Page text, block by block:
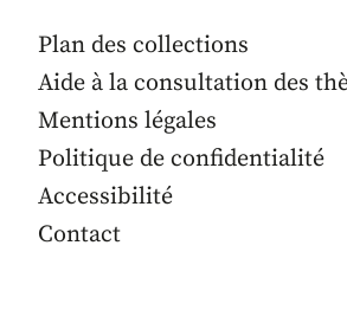
Plan des collections
Aide à la consultation des
Mentions légales
Politique de confidentialité
Accessibilité
Contact